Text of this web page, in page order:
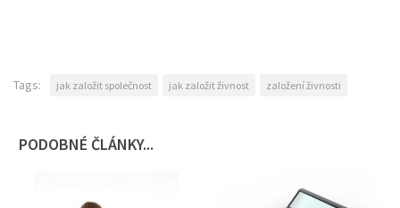
Tags: jak založit společnost jak založit živnost založení živnosti
PODOBNÉ ČLÁNKY...